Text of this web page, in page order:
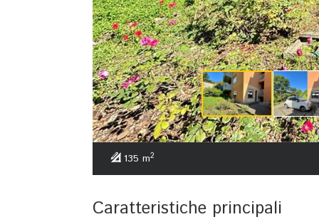
135 m2
Caratteristiche principali